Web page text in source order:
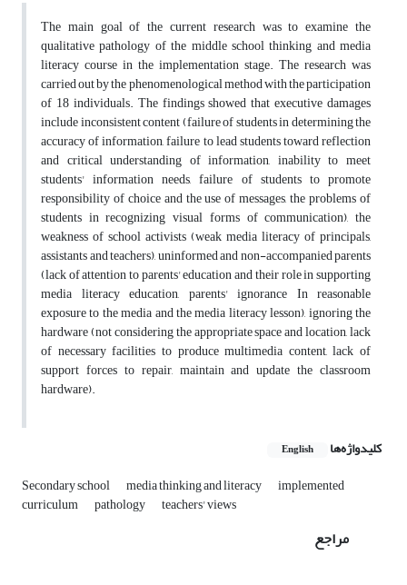
The main goal of the current research was to examine the
qualitative pathology of the middle school thinking and media
literacy course in the implementation stage. The research was
carried out by the phenomenological method with the participation
of 18 individuals. The findings showed that executive damages
include inconsistent content (failure of students in determining the
accuracy of information, failure to lead students toward reflection
and critical understanding of information, inability to meet
students' information needs, failure of students to promote
responsibility of choice and the use of messages, the problems of
students in recognizing visual forms of communication), the
weakness of school activists (weak media literacy of principals,
assistants and teachers), uninformed and non-accompanied parents
(lack of attention to parents' education and their role in supporting
media literacy education, parents' ignorance In reasonable
exposure to the media and the media literacy lesson), ignoring the
hardware (not considering the appropriate space and location, lack
of necessary facilities to produce multimedia content, lack of
support forces to repair, maintain and update the classroom
hardware).
کلیدواژه‌ها English
Secondary school media thinking and literacy implemented
curriculum pathology teachers' views
مراجع